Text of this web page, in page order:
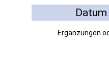
Ergänzungen